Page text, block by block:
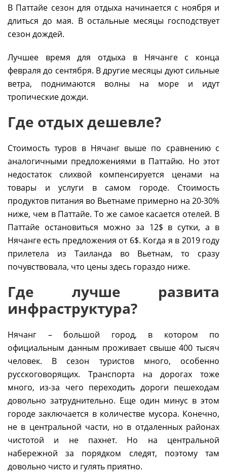
В Паттайе сезон для отдыха начинается с ноября и
длиться до мая. В остальные месяцы господствует
сезон дождей.
Лучшее время для отдыха в Нячанге с конца
февраля до сентября. В другие месяцы дуют сильные
ветра, поднимаются волны на море и идут
тропические дожди.
Где отдых дешевле?
Стоимость туров в Нячанг выше по сравнению с
аналогичными предложениями в Паттайю. Но этот
недостаток слихвой компенсируется ценами на
товары и услуги в самом городе. Стоимость
продуктов питания во Вьетнаме примерно на 20-30%
ниже, чем в Паттайе. То же самое касается отелей. В
Паттайе остановиться можно за 12$ в сутки, а в
Нячанге есть предложения от 6$. Когда я в 2019 году
прилетела из Таиланда во Вьетнам, то сразу
почувствовала, что цены здесь гораздо ниже.
Где лучше развита
инфраструктура?
Нячанг – большой город, в котором по
официальным данным проживает свыше 400 тысяч
человек. В сезон туристов много, особенно
русскоговорящих. Транспорта на дорогах тоже
много, из-за чего переходить дороги пешеходам
довольно затруднительно. Еще один минус в этом
городе заключается в количестве мусора. Конечно,
не в центральной части, но в отдаленных районах
чистотой и не пахнет. Но на центральной
набережной за порядком следят, поэтому там
довольно чисто и гулять приятно.